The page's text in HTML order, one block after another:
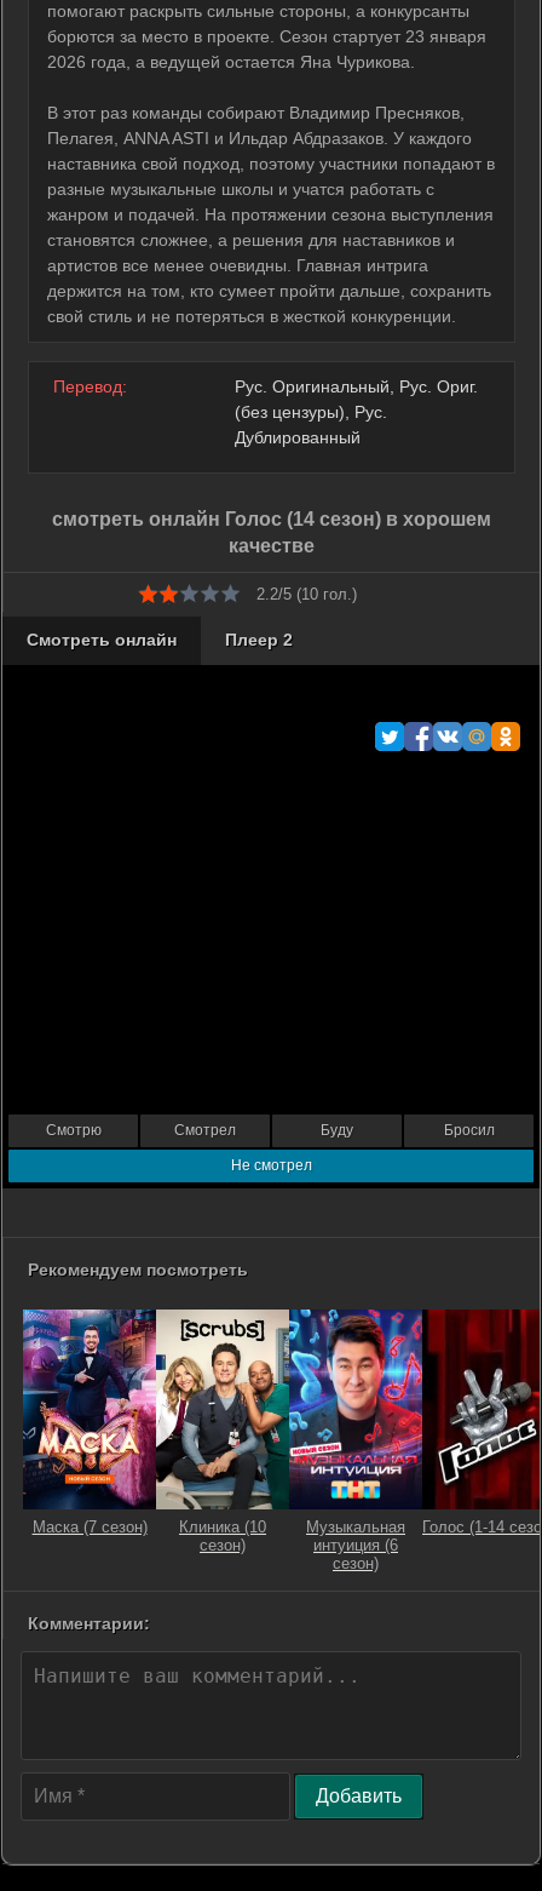
помогают раскрыть сильные стороны, а конкурсанты
борются за место в проекте. Сезон стартует 23 января
2026 года, а ведущей остается Яна Чурикова.
В этот раз команды собирают Владимир Пресняков,
Пелагея, ANNA ASTI и Ильдар Абдразаков. У каждого
наставника свой подход, поэтому участники попадают в
разные музыкальные школы и учатся работать с
жанром и подачей. На протяжении сезона выступления
становятся сложнее, а решения для наставников и
артистов все менее очевидны. Главная интрига
держится на том, кто сумеет пройти дальше, сохранить
свой стиль и не потеряться в жесткой конкуренции.
Перевод:
Рус. Оригинальный, Рус. Ориг.
(без цензуры), Рус.
Дублированный
смотреть онлайн Голос (14 сезон) в хорошем
качестве
2.2/5 (10 гол.)
Смотреть онлайн Плеер 2
Смотрю Смотрел Буду Бросил
Не смотрел
Рекомендуем посмотреть
Маска (7 сезон)
Клиника (10
сезон)
Музыкальная
интуиция (6
сезон)
Голос (1-14
Комментарии:
Добавить